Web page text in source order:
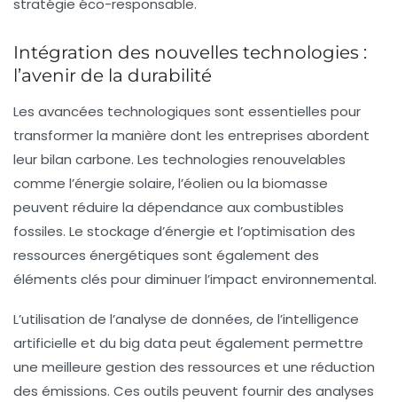
Intégration des nouvelles technologies :
l’avenir de la durabilité
Les avancées technologiques sont essentielles pour
transformer la manière dont les entreprises abordent
leur bilan carbone. Les technologies renouvelables
comme l’énergie solaire, l’éolien ou la biomasse
peuvent réduire la dépendance aux combustibles
fossiles. Le stockage d’énergie et l’optimisation des
ressources énergétiques sont également des
éléments clés pour diminuer l’impact environnemental.
L’utilisation de l’analyse de données, de l’intelligence
artificielle et du big data peut également permettre
une meilleure gestion des ressources et une réduction
des émissions. Ces outils peuvent fournir des analyses